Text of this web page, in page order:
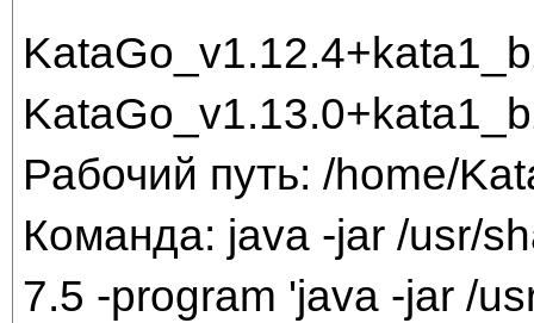
Рабочий путь: /home/
Команда: java -jar /usr/
7.5 -program 'java -jar /